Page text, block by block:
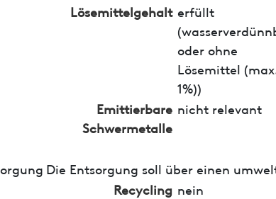
Lösemittelgehalt erfüllt
oder ohne
Lösemittel
1%))
Emittierbare
Schwermetalle
nicht relevant
Die Entsorgung soll über einen
Recycling nein